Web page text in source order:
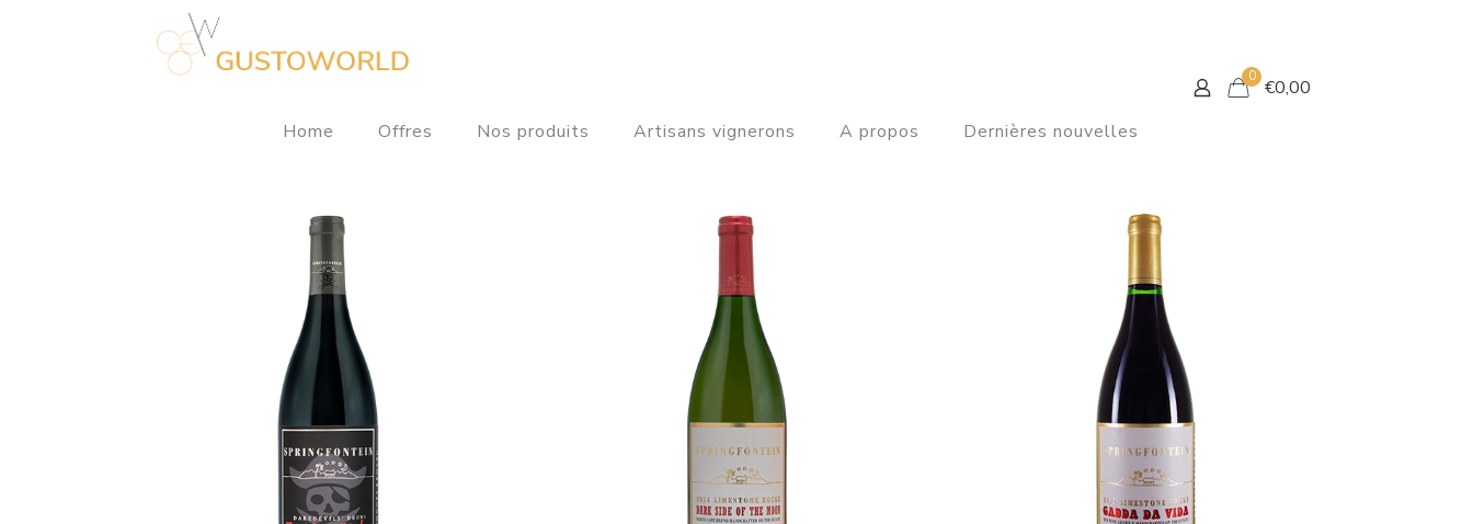
Home Offres Nos produits Artisans vignerons A propos Dernières nouvelles
0 €0,00